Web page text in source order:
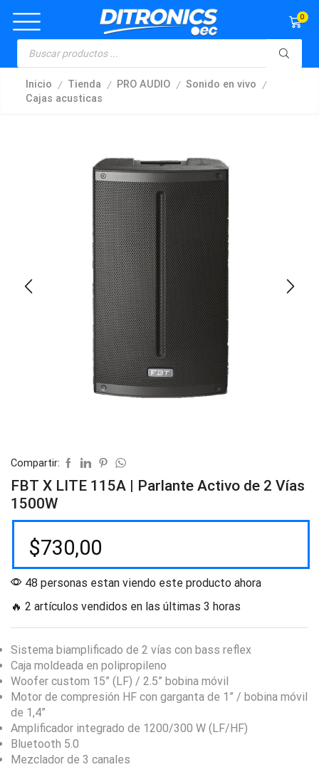
0
Inicio / Tienda / PRO AUDIO / Sonido en vivo /
Cajas acusticas
Compartir:
FBT X LITE 115A | Parlante Activo de 2 Vías
1500W
$730,00
48 personas estan viendo este producto ahora
🔥 2 artículos vendidos en las últimas 3 horas
Sistema biamplificado de 2 vías con bass reflex
Caja moldeada en polipropileno
Woofer custom 15” (LF) / 2.5” bobina móvil
Motor de compresión HF con garganta de 1” / bobina móvil
de 1,4”
Amplificador integrado de 1200/300 W (LF/HF)
Bluetooth 5.0
Mezclador de 3 canales